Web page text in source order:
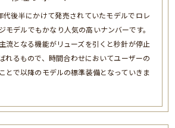
後半にかけて発売されていたモデルでロレ
モデルでもかなり人気の高いナンバーです。
流となる機能がリューズを引くと秒針が停止
れるもので、時間合わせにおいてユーザーの
とで以降のモデルの標準装備となっていきま